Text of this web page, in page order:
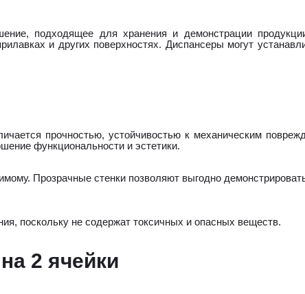
подходящее для хранения и демонстрации
и других поверхностях. Диспансеры могут
прочностью, устойчивостью к механическим
функциональности и эстетики.
Прозрачные стенки позволяют выгодно
поскольку не содержат токсичных и опасных веществ.
2 ячейки